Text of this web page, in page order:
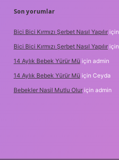
Son yorumlar
Bici Bici Kırmızı Şerbet Nasıl Yapılır için
Bici Bici Kırmızı Şerbet Nasıl Yapılır için
14 Aylık Bebek Yürür Mü için admin
14 Aylık Bebek Yürür Mü için Ceyda
Bebekler Nasil Mutlu Olur için admin